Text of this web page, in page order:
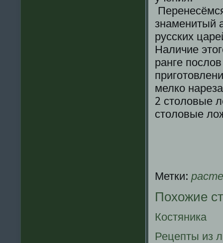
знаменитый
русских
Наличие
ранге
мелко
2 столовые
столовые
Метки:
Похожие
Костяника
Рецепты из